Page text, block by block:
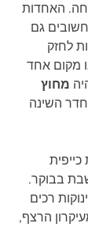
האחדות
גם
לחזק
מקום אחד
מחוץ
השינה
בבוקר.
רכים
הרצף,